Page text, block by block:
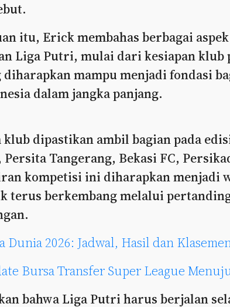
itu, Erick membahas berbagai
Liga Putri, mulai dari kesiapan klub
mampu menjadi fondasi
dalam jangka panjang.
klub dipastikan ambil bagian pada
Tangerang, Bekasi FC,
kompetisi ini diharapkan menjadi
terus berkembang melalui
Dunia 2026: Jadwal, Hasil dan
Bursa Transfer Super League
bahwa Liga Putri harus berjalan